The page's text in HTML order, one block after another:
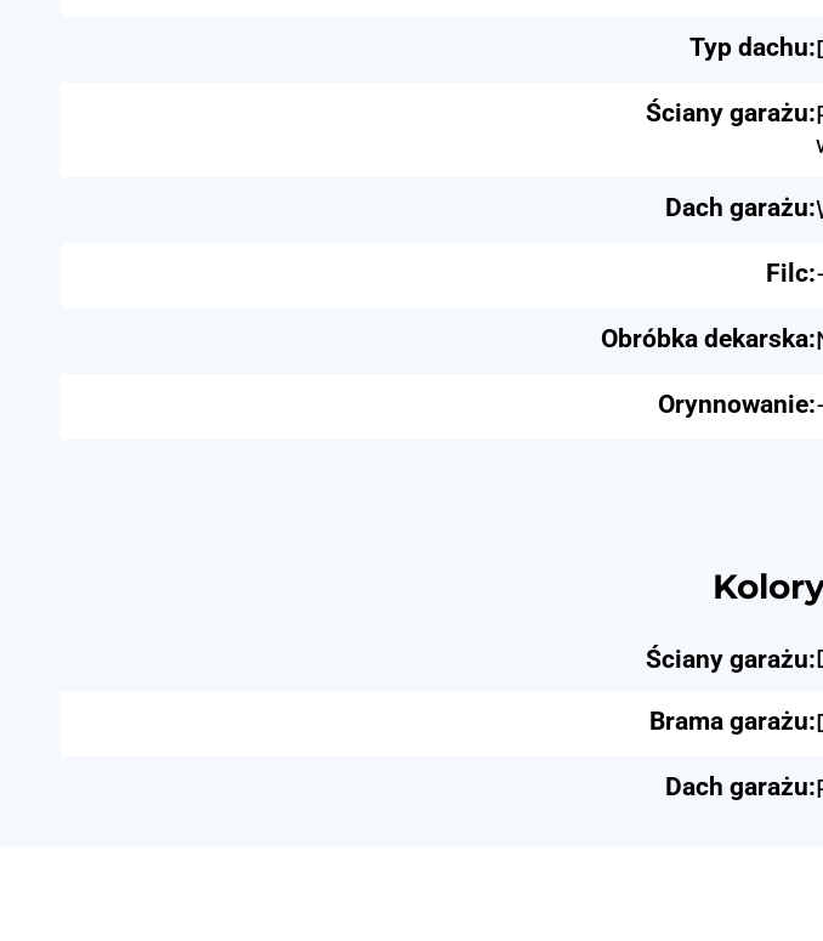
Typ dachu:
Ściany garażu:
Dach garażu:
Filc:
Obróbka dekarska:
Orynnowanie:
Ściany garażu:
Brama garażu:
Dach garażu: